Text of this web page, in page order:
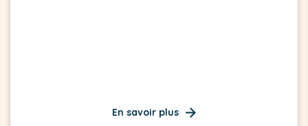
En savoir plus